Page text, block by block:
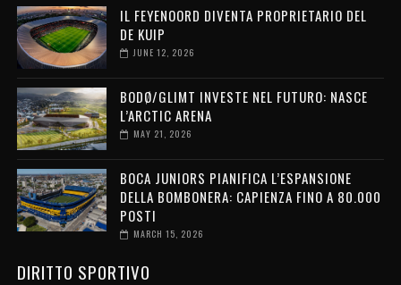
IL FEYENOORD DIVENTA PROPRIETARIO DEL
DE KUIP
JUNE 12, 2026
BODØ/GLIMT INVESTE NEL FUTURO: NASCE
L’ARCTIC ARENA
MAY 21, 2026
BOCA JUNIORS PIANIFICA L’ESPANSIONE
DELLA BOMBONERA: CAPIENZA FINO A 80.000
POSTI
MARCH 15, 2026
DIRITTO SPORTIVO